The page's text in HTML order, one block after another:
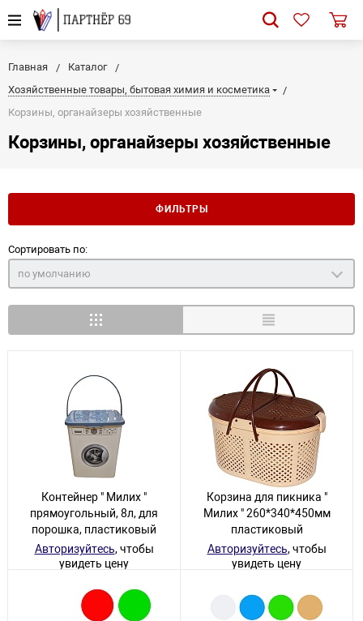
Главная
Каталог
Хозяйственные товары, бытовая химия и косметика
Корзины, органайзеры хозяйственные
Корзины, органайзеры хозяйственные
ФИЛЬТРЫ
Сортировать по:
по умолчанию
Контейнер " Милих "
прямоугольный, 8л, для
порошка, пластиковый
Авторизуйтесь, чтобы
увидеть цену
13 товаров
Корзина для пикника "
Милих " 260*340*450мм
пластиковый
Авторизуйтесь, чтобы
увидеть цену